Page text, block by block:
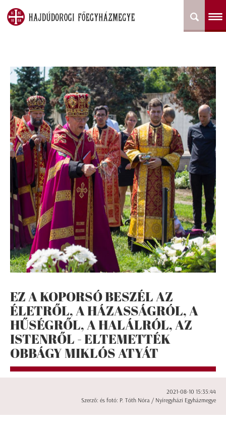
EZ A KOPORSÓ BESZÉL AZ
ÉLETRŐL, A HÁZASSÁGRÓL, A
HŰSÉGRŐL, A HALÁLRÓL, AZ
ISTENRŐL - ELTEMETTÉK
OBBÁGY MIKLÓS ATYÁT
2021-08-10 15:35:44
Szerző: és fotó: P. Tóth Nóra / Nyíregyházi Egyházmegye